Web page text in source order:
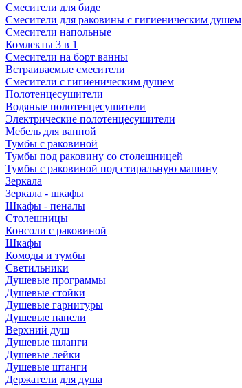
Смесители для биде
Смесители для раковины с гигиеническим душем
Смесители напольные
Комлекты 3 в 1
Смесители на борт ванны
Встраиваемые смесители
Смесители с гигиеническим душем
Полотенцесушители
Водяные полотенцесушители
Электрические полотенцесушители
Мебель для ванной
Тумбы с раковиной
Тумбы под раковину со столешницей
Тумбы с раковиной под стиральную машину
Зеркала
Зеркала - шкафы
Шкафы - пеналы
Столешницы
Консоли с раковиной
Шкафы
Комоды и тумбы
Светильники
Душевые программы
Душевые стойки
Душевые гарнитуры
Душевые панели
Верхний душ
Душевые шланги
Душевые лейки
Душевые штанги
Держатели для душа